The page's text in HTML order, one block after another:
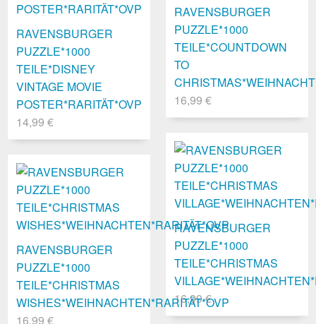
RAVENSBURGER
PUZZLE*1000
TEILE*COUNTDOWN
TO
16,99 €
RAVENSBURGER
PUZZLE*1000
TEILE*DISNEY
VINTAGE MOVIE
POSTER*RARITÄT*OVP
14,99 €
RAVENSBURGER
PUZZLE*1000
TEILE*CHRISTMAS
16,99 €
RAVENSBURGER
PUZZLE*1000
TEILE*CHRISTMAS
WISHES*WEIHNACHTEN*RARITÄT*OVP
16,99 €